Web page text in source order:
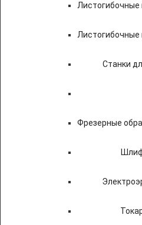
Листогибочные
Листогибочные
Станки
Фрезерные